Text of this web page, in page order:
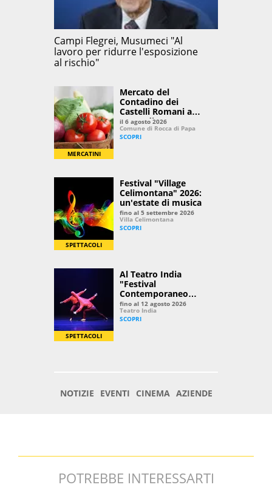
POTREBBE INTERESSARTI